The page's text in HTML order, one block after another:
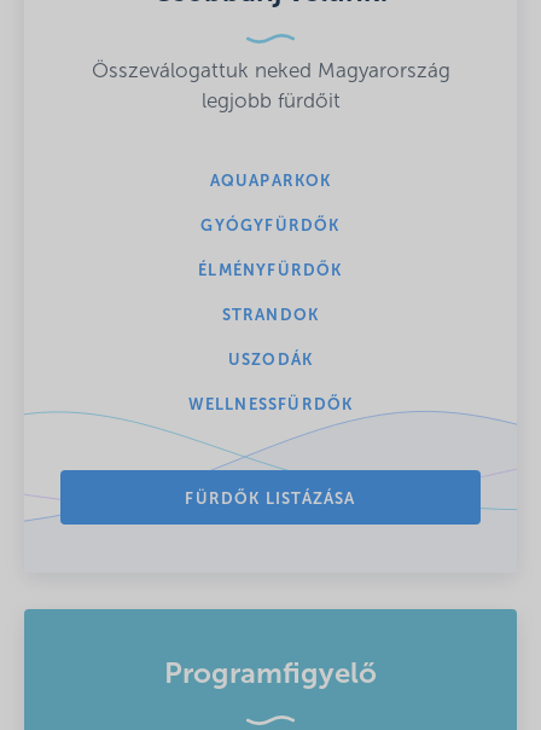
Összeválogattuk neked Magyarország
legjobb fürdőit
AQUAPARKOK
GYÓGYFÜRDŐK
ÉLMÉNYFÜRDŐK
STRANDOK
USZODÁK
WELLNESSFÜRDŐK
FÜRDŐK LISTÁZÁSA
Programfigyelő